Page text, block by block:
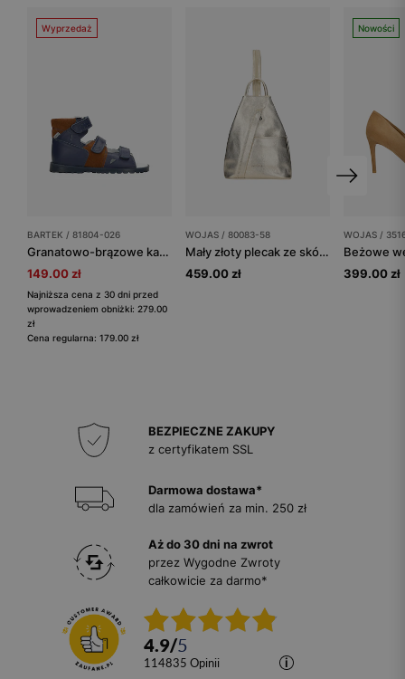
Wyprzedaż
BARTEK / 81804-026
Granatowo-brązowe kapcie profilaktyczne BARTEK 81804-026
149.00 zł
Najniższa cena z 30 dni przed
wprowadzeniem obniżki: 279.00
zł
Cena regularna: 179.00 zł
WOJAS / 80083-58
Mały złoty plecak ze skóry licowej z zapinanymi rączkami
459.00 zł
Nowości
WOJAS /
399.00 zł
BEZPIECZNE ZAKUPY
z certyfikatem SSL
Darmowa dostawa*
dla zamówień za min. 250 zł
Aż do 30 dni na zwrot
przez Wygodne Zwroty
całkowicie za darmo*
4.9/5
114835 opinii